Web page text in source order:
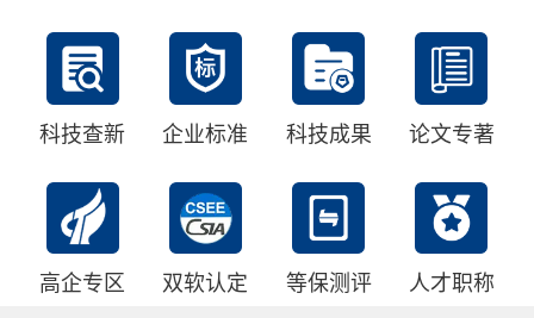
科技查新 企业标准 科技成果 论文专著
高企专区 双软认定 等保测评 人才职称